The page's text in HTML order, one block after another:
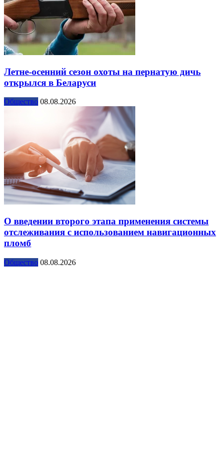
Летне-осенний сезон охоты на пернатую дичь
открылся в Беларуси
Общество 08.08.2026
О введении второго этапа применения системы
отслеживания с использованием навигационных
пломб
Общество 08.08.2026